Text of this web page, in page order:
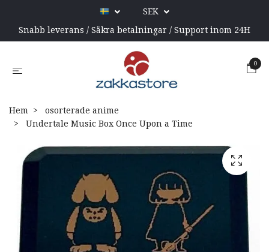
SEK
Snabb leverans / Säkra betalningar / Support inom 24H
0
Hem
osorterade anime
Undertale Music Box Once Upon a Time